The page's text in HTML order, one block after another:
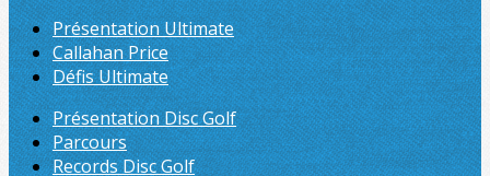
Présentation Ultimate
Callahan Price
Défis Ultimate
Présentation Disc Golf
Parcours
Records Disc Golf